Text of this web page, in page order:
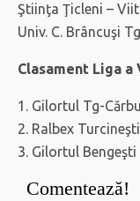
Ştiinţa Ţicleni –
Univ. C. Brâncuşi
Clasament Liga a
1. Gilortul Tg-
2. Ralbex
3. Gilortul Bengeşti
Comentează!